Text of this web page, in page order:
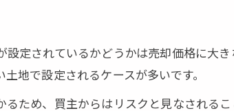
定されているかどうかは売却価格に大
地で設定されるケースが多いです。
ため、買主からはリスクと見なされる